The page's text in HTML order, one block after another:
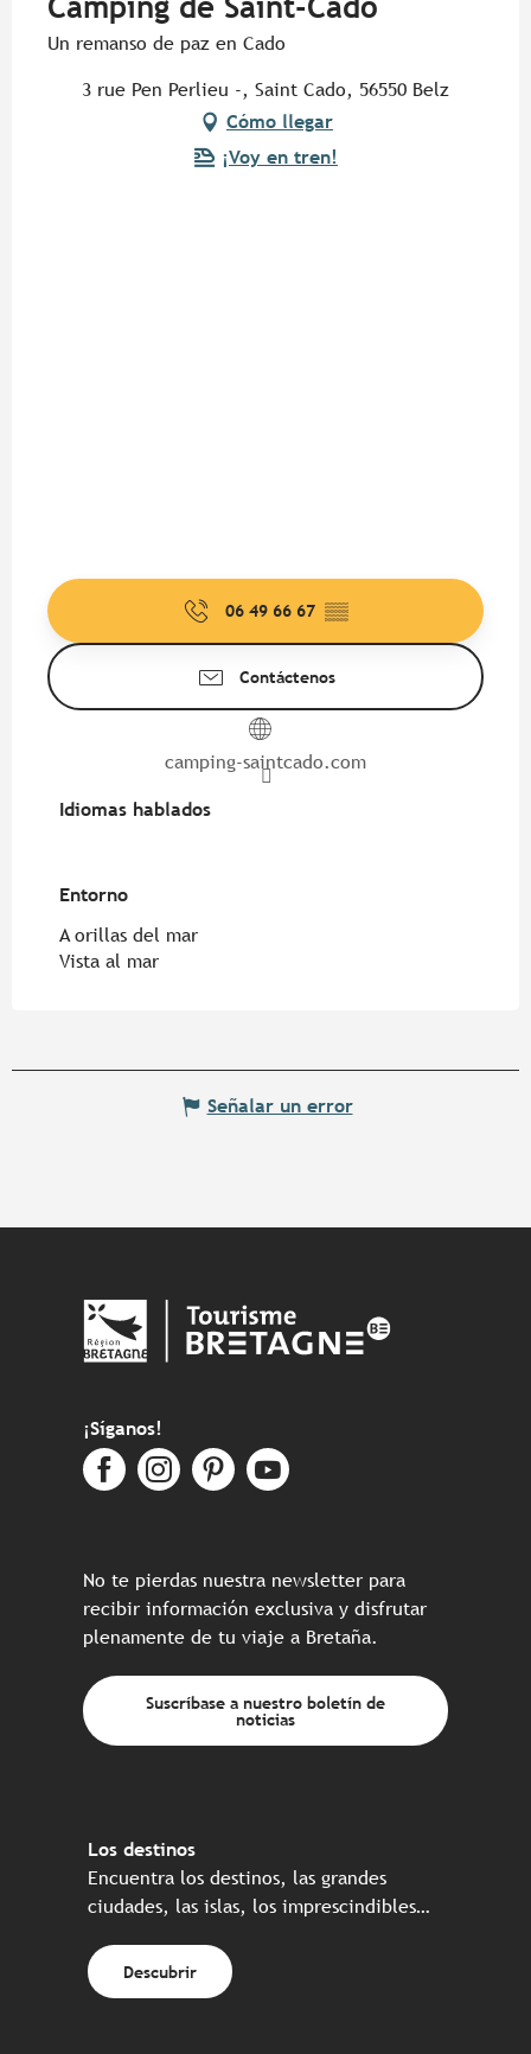
Un remanso de paz en Cado
3 rue Pen Perlieu -, Saint Cado, 56550 Belz
Cómo llegar
¡Voy en tren!
06 49 66 67 ▒▒
Contáctenos
camping-saintcado.com
Idiomas hablados
Idiomas hablados
Entorno
Entorno
A orillas del mar
Vista al mar
Señalar un error
¡Síganos!
No te pierdas nuestra newsletter para
recibir información exclusiva y disfrutar
plenamente de tu viaje a Bretaña.
Suscríbase a nuestro boletín de
noticias
Los destinos
Encuentra los destinos, las grandes
ciudades, las islas, los imprescindibles…
Descubrir